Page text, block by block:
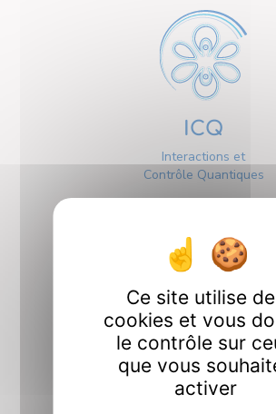
ICQ
Interactions et
Contrôle Quantiques
Interfaces
Ce site utilise
cookies et vous
le contrôle sur
que vous
activer